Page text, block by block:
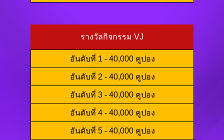
รางวัลกิจกรรม VJ
อันดับที่ 1 - 40,000 คูปอง
อันดับที่ 2 - 40,000 คูปอง
อันดับที่ 3 - 40,000 คูปอง
อันดับที่ 4 - 40,000 คูปอง
อันดับที่ 5 - 40,000 คูปอง